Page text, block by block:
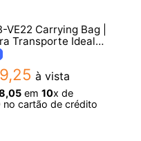
VE22 Carrying Bag |
Transporte Ideal
VE-20 e
,25 à vista
,05em 10x de
no cartão de crédito